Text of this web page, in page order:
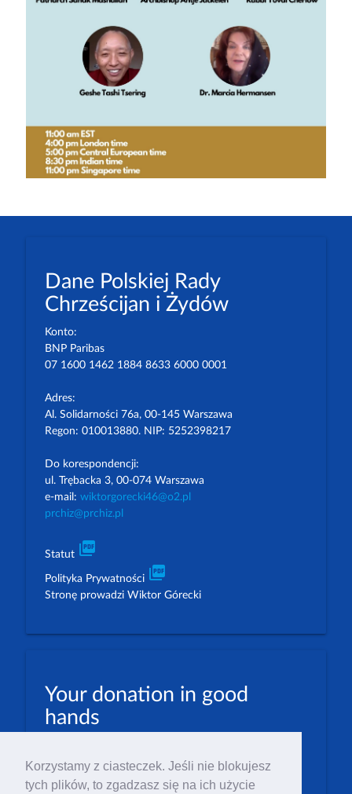
Korzystamy z ciasteczek. Jeśli nie blokujesz
tych plików, to zgadzasz się na ich użycie
Dane Polskiej Rady
Chrześcijan i Żydów
Konto:
BNP Paribas
07 1600 1462 1884 8633 6000 0001
Adres:
Al. Solidarności 76a, 00-145 Warszawa
Regon: 010013880. NIP: 5252398217
Do korespondencji:
ul. Trębacka 3, 00-074 Warszawa
e-mail: wiktorgorecki46@o2.pl
prchiz@prchiz.pl
Statut picture_as_pdf
Polityka Prywatności picture_as_pdf
Stronę prowadzi Wiktor Górecki
Your donation in good
hands
EUR: 23 1600 1462 1884 8633 6000 0004